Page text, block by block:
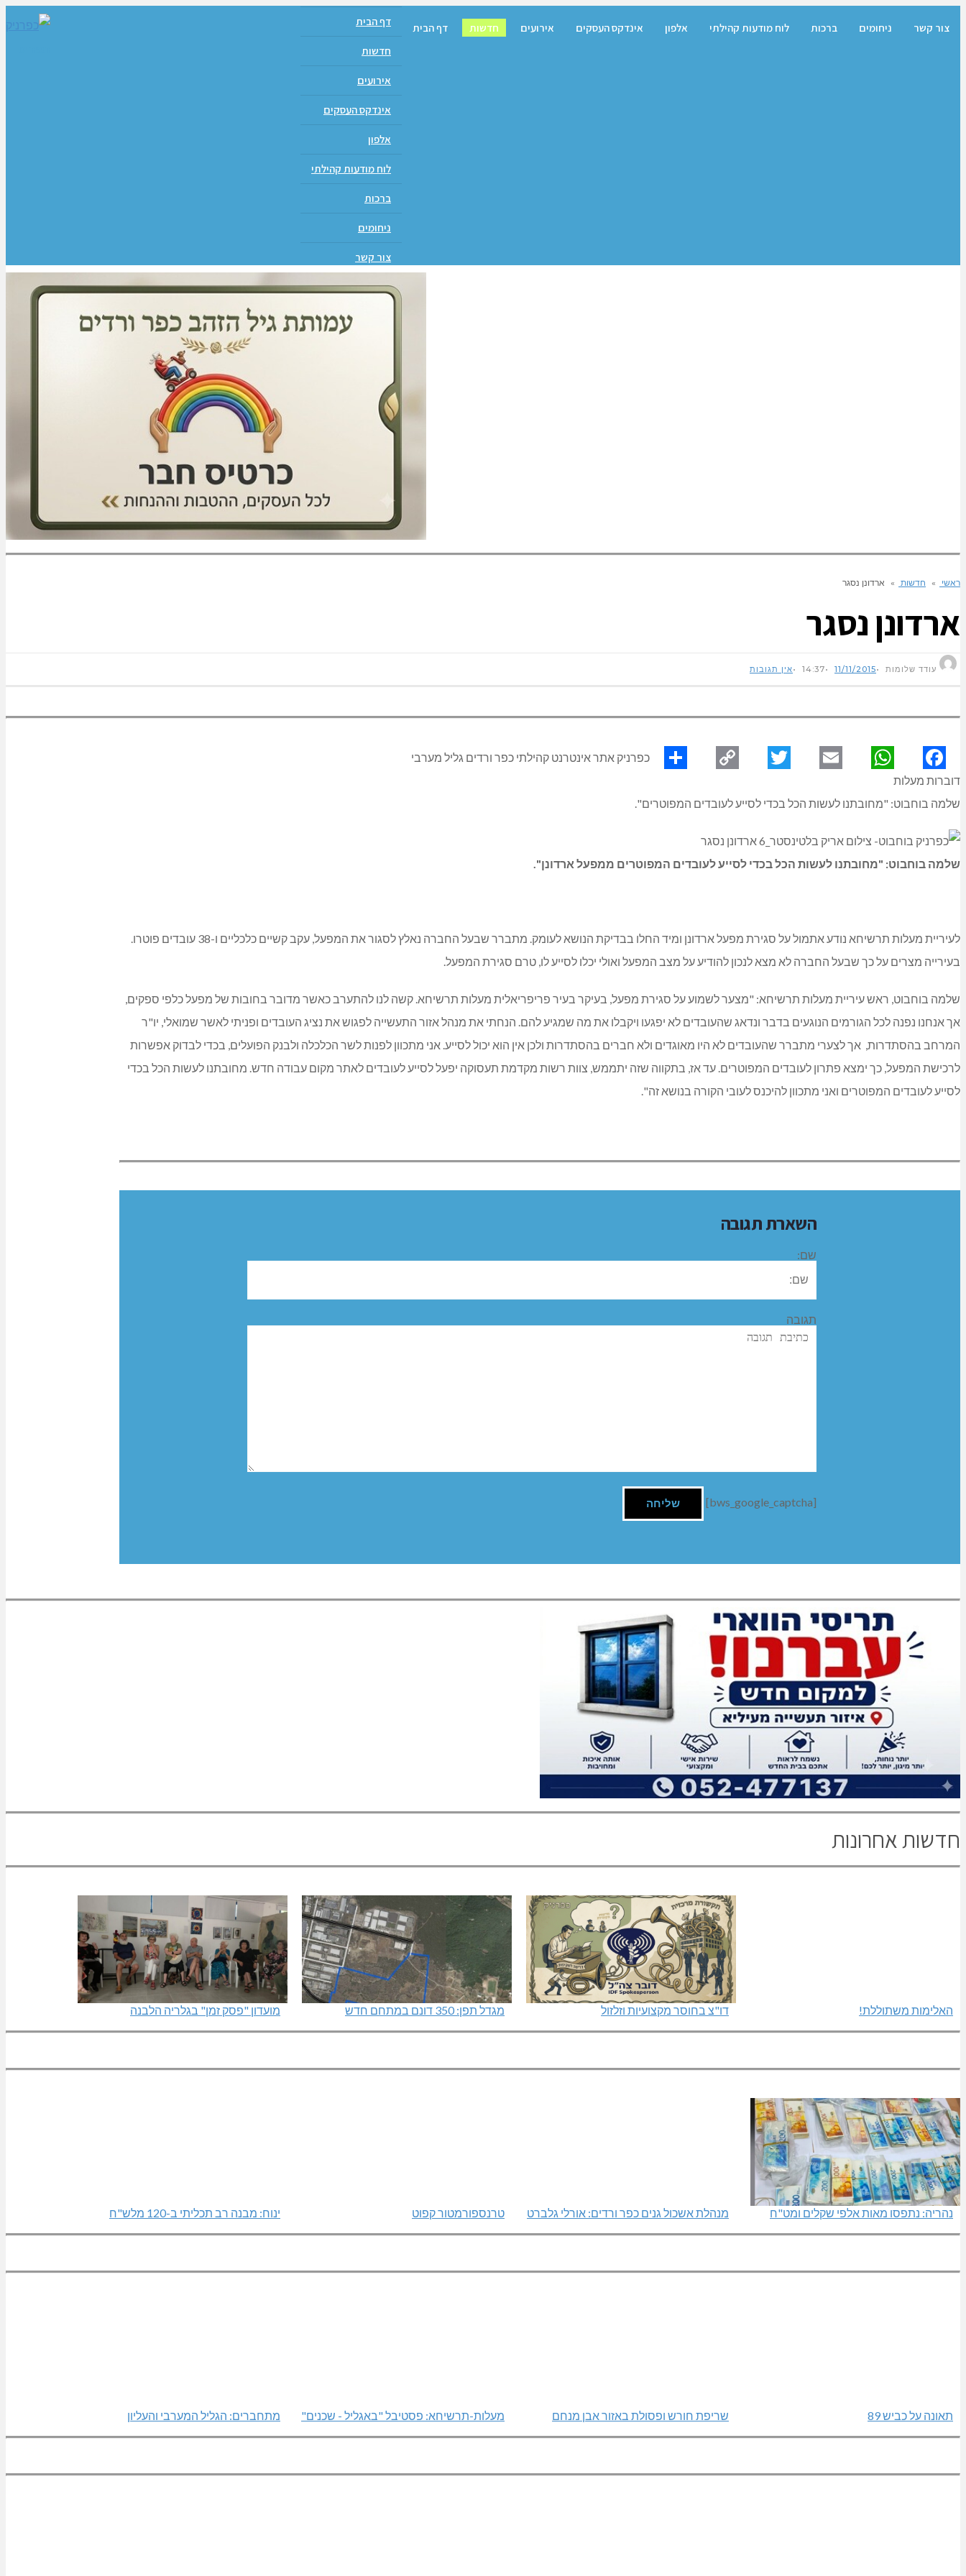
דף הבית חדשות אירועים אינדקס העסקים אלפון לוח מודעות קהילתי ברכות ניחומים צור קשר דף הבית
חדשות
אירועים
אינדקס העסקים
אלפון
לוח מודעות קהילתי
ברכות
ניחומים
צור קשר
ראשי » חדשות » ארדונן נסגר
ארדונן נסגר
עודד שלומות 11/11/2015
14:37 אין תגובות
Facebook
כפרניק אתר אינטרנט קהילתי כפר ורדים גליל מערבי
דוברות מעלות
שלמה בוחבוט: "מחובתנו לעשות הכל בכדי לסייע לעובדים המפוטרים".
שלמה בוחבוט: "מחובתנו לעשות הכל בכדי לסייע לעובדים המפוטרים ממפעל ארדונן".
לעיריית מעלות תרשיחא נודע אתמול על סגירת מפעל ארדונן ומיד החלו בבדיקת הנושא לעומק. מתברר שבעל החברה נאלץ לסגור את המפעל, עקב קשיים כלכליים ו-38 עובדים פוטרו.
בעירייה מצרים על כך שבעל החברה לא מצא לנכון להודיע על מצב המפעל ואולי יכלו לסייע לו, טרם סגירת המפעל.
שלמה בוחבוט, ראש עיריית מעלות תרשיחא: "מצער לשמוע על סגירת מפעל, בעיקר בעיר פריפריאלית מעלות תרשיחא. קשה לנו להתערב כאשר מדובר בחובות של מפעל כלפי ספקים,
אך אנחנו נפנה לכל הגורמים הנוגעים בדבר ונדאג שהעובדים לא יפגעו ויקבלו את מה שמגיע להם. הנחתי את מנהל אזור התעשייה לפגוש את נציג העובדים ופניתי לאשר שמואלי, יו"ר
המרחב בהסתדרות, אך לצערי מתברר שהעובדים לא היו מאוגדים ולא חברים בהסתדרות ולכן אין הוא יכול לסייע. אני מתכוון לפנות לשר הכלכלה ולבנק הפועלים, בכדי לבדוק אפשרות
לרכישת המפעל, כך ימצא פתרון לעובדים המפוטרים. עד אז, בתקווה שזה יתממש, צוות רשות מקדמת תעסוקה יפעל לסייע לעובדים לאתר מקום עבודה חדש. מחובתנו לעשות הכל בכדי
לסייע לעובדים המפוטרים ואני מתכוון להיכנס לעובי הקורה בנושא זה".
השארת תגובה
שם:
תגובה
[bws_google_captcha]
חדשות אחרונות
האלימות משתוללת! דו"צ בחוסר מקצועיות וזלזול מגדל תפן: 350 דונם במתחם חדש מועדון "פסק זמן" בגלריה הלבנה
נהריה: נתפסו מאות אלפי שקלים ומט"ח מנהלת אשכול גנים כפר ורדים: אורלי גלברט טרנספורמטור קפוט ינוח: מבנה רב תכליתי ב-120 מלש"ח
תאונה על כביש 89 שריפת חורש ופסולת באזור אבן מנחם מעלות-תרשיחא: פסטיבל "באגליל - שכנים" מתחברים: הגליל המערבי והעליון